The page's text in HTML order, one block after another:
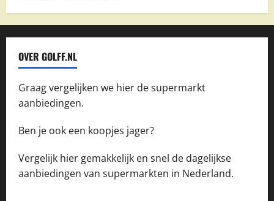
OVER GOLFF.NL
Graag vergelijken we hier de supermarkt
aanbiedingen.
Ben je ook een koopjes jager?
Vergelijk hier gemakkelijk en snel de dagelijkse
aanbiedingen van supermarkten in Nederland.